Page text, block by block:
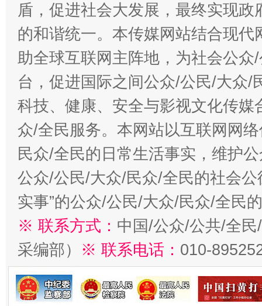
盾，促进社会大发展，最终实现
的和谐统一。本传媒网站结合现
助全球互联网主阵地，为社会公
台，促进国际之间公众/公民/大众/
科技、健康、安全与影视文化传
众/全民服务。本网站以互联网网
民众/全民的日常生活事实，维护
公众/公民/大众/民众/全民的社会公
实事”的公众/公民/大众/民众/全民
※ 联系方式： 中国/公众/公共/全
采编部） ※ 联系电话： 010-